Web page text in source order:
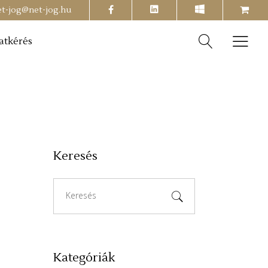
jog@net-jog.hu facebook
shopping-
cart
Keresés
for:
Kategóriák